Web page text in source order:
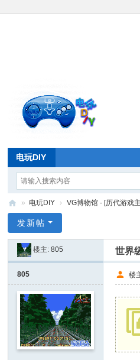
电玩DIY
玩
» 电玩DIY › VG博物馆 - [历代游戏
发新帖
楼主:805 世界
805 楼